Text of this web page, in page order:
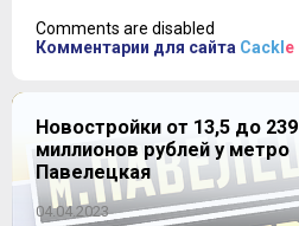
Comments are disabled
Комментарии для сайта Cackl e
Новостройки от 13,5 до 239
миллионов рублей у метро
Павелецкая
04.04.2023